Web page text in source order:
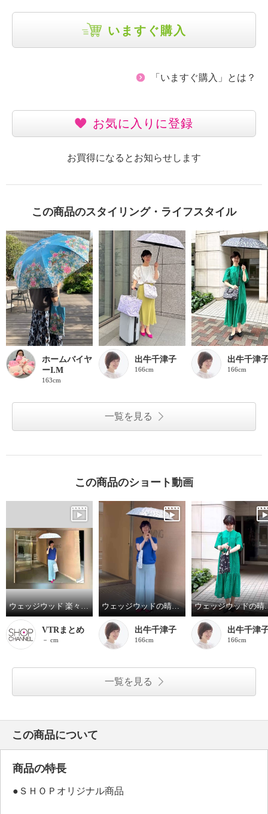
いますぐ購入
「いますぐ購入」とは？
お気に入りに登録
お買得になるとお知らせします
この商品のスタイリング・ライフスタイル
ホームバイヤ
ーI.M
163cm
出牛千津子
166cm
出牛千津
166cm
一覧を見る
この商品のショート動画
ウェッジウッド 楽々開閉 晴雨兼用折りたたみ日傘 収納バッグ付
VTRまとめ
－ cm
ウェッジウッドの晴雨兼用折りたたみ日傘
出牛千津子
166cm
ウェッジウ
出牛千津
166cm
一覧を見る
この商品について
商品の特長
●ＳＨＯＰオリジナル商品